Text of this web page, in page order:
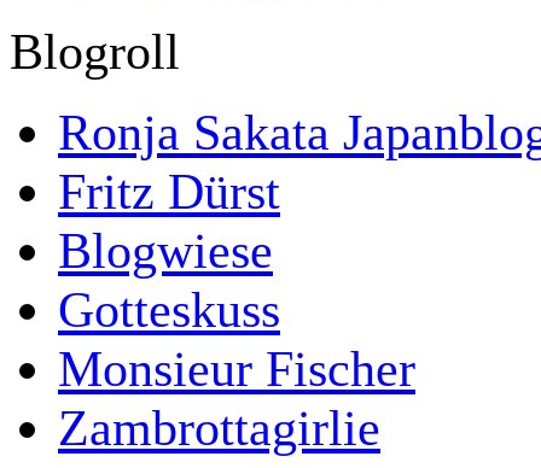
Block überspringen Blogroll
Blogroll
Ronja Sakata
Fritz Dürst
Blogwiese
Gotteskuss
Monsieur Fischer
Zambrottagirlie